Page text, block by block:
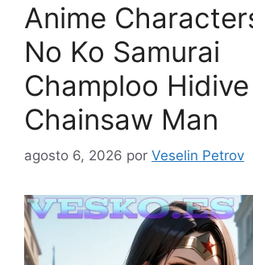
Anime
No Ko Samurai
Champloo Hidive
Chainsaw Man
agosto 6, 2026 por Veselin Petrov